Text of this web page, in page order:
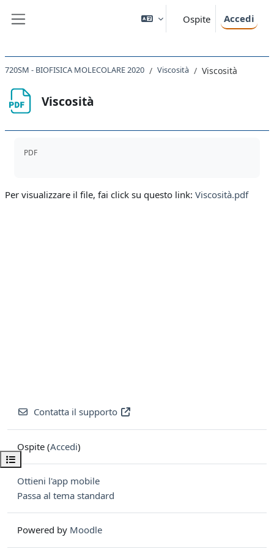
Ospite Accedi
Apri indice del corso
720SM - BIOFISICA MOLECOLARE 2020 Viscosità Viscosità
Viscosità
PDF
Per visualizzare il file, fai click su questo link: Viscosità.pdf
Contatta il supporto
Ospite (Accedi)
Ottieni l'app mobile
Passa al tema standard
Powered by Moodle